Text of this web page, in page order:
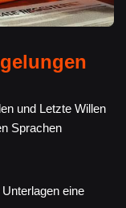
und Letzte Willen
Sprachen
eine